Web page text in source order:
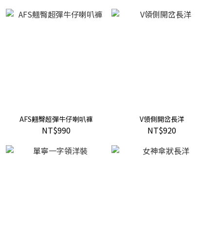
AFS翹臀超彈牛仔喇叭褲
NT$990
V領側開岔長洋
NT$920